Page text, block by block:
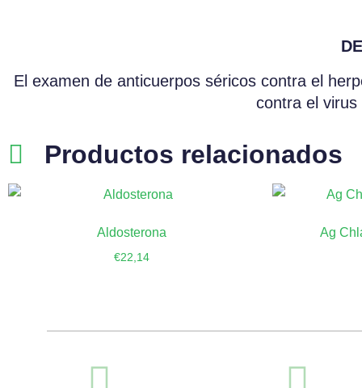
El examen de anticuerpos séricos contra el
contra el virus
Productos relacionados
Aldosterona
€22,14
Ag